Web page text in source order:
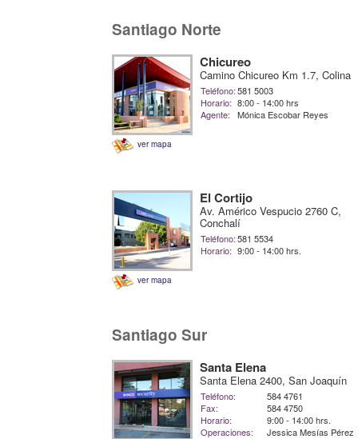
Santiago Norte
ver mapa
Chicureo
Camino Chicureo Km 1.7, Colina
Teléfono:581 5003
Horario: 8:00 - 14:00 hrs
Agente:
Mónica Escobar Reyes
ver mapa
El Cortijo
Av. Américo Vespucio 2760 C,
Conchalí
Teléfono:581 5534
Horario: 9:00 - 14:00 hrs.
Santiago Sur
Santa Elena
Santa Elena 2400, San Joaquín
Teléfono:
584 4761
Fax:
584 4750
Horario:
9:00 - 14:00 hrs.
Operaciones:
Jessica Mesías Pérez